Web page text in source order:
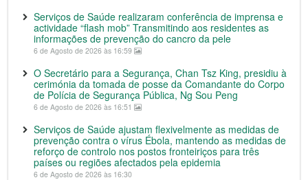
Serviços de Saúde realizaram conferência de imprensa e
actividade “flash mob” Transmitindo aos residentes as
informações de prevenção do cancro da pele
6 de Agosto de 2026 às 16:59
O Secretário para a Segurança, Chan Tsz King, presidiu à
cerimónia da tomada de posse da Comandante do Corpo
de Polícia de Segurança Pública, Ng Sou Peng
6 de Agosto de 2026 às 16:51
Serviços de Saúde ajustam flexivelmente as medidas de
prevenção contra o vírus Ébola, mantendo as medidas de
reforço de controlo nos postos fronteiriços para três
países ou regiões afectados pela epidemia
6 de Agosto de 2026 às 16:30